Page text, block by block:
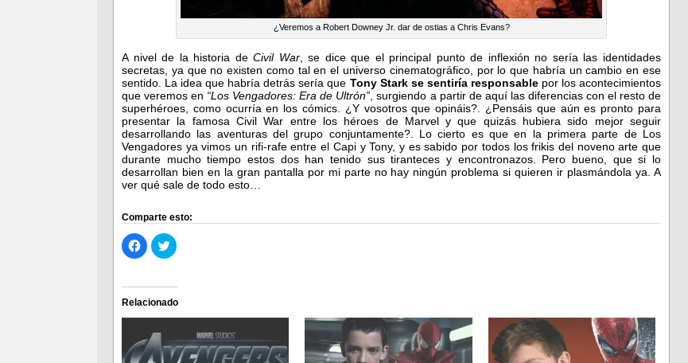
¿Veremos a Robert Downey Jr. dar de ostias a Chris Evans?
A nivel de la historia deCivil War, se dice que el principal punto de inflexión no sería las identidades
secretas, ya que no existen como tal en el universo cinematográfico, por lo que habría un cambio en ese
sentido. La idea que habría detrás sería que Tony Stark se sentiría responsablepor los acontecimientos
que veremos en “Los Vengadores: Era de Ultrón” , surgiendo a partir de aquí las diferencias con el resto de
superhéroes, como ocurría en los cómics. ¿Y vosotros que opináis?. ¿Pensáis que aún es pronto para
presentar la famosa Civil War entre los héroes de Marvel y que quizás hubiera sido mejor seguir
desarrollando las aventuras del grupo conjuntamente?. Lo cierto es que en la primera parte de Los
Vengadores ya vimos un rifi-rafe entre el Capi y Tony, y es sabido por todos los frikis del noveno arte que
durante mucho tiempo estos dos han tenido sus tiranteces y encontronazos. Pero bueno, que si lo
desarrollan bien en la gran pantalla por mi parte no hay ningún problema si quieren ir plasmándola ya. A
ver qué sale de todo esto…
Comparte esto:
Haz
clic
para
Facebook
(Se
abre
en
una
ventana
nueva)
Haz
clic
Twitter
(Se
abre
en
ventana
nueva)
Relacionado